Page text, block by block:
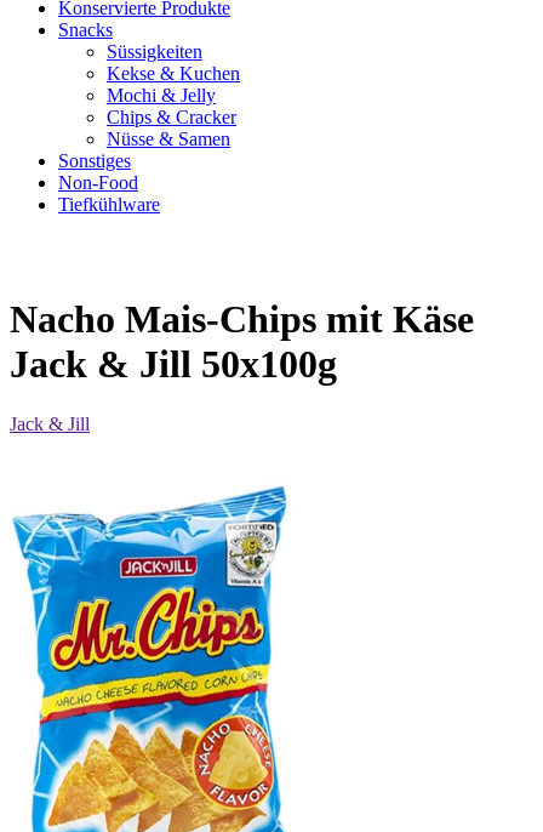
Konservierte Produkte
Snacks
Süssigkeiten
Kekse & Kuchen
Mochi & Jelly
Chips & Cracker
Nüsse & Samen
Sonstiges
Non-Food
Tiefkühlware
Nacho Mais-Chips mit Käse
Jack & Jill 50x100g
Jack & Jill